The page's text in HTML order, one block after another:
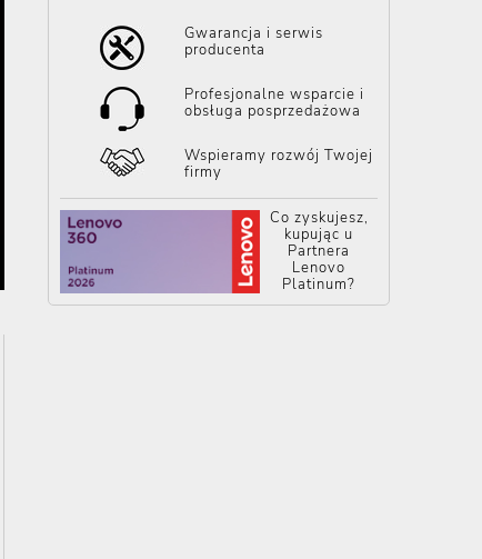
Gwarancja i serwis
producenta
Profesjonalne wsparcie i
obsługa posprzedażowa
Wspieramy rozwój Twojej
firmy
Co zyskujesz,
kupując u
Partnera
Lenovo
Platinum?